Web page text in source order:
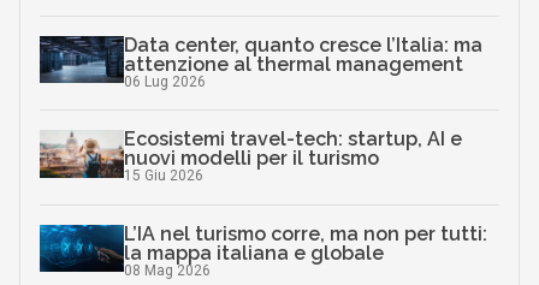
Data center, quanto cresce l’Italia: ma
attenzione al thermal management
06 Lug 2026
Ecosistemi travel-tech: startup, AI e
nuovi modelli per il turismo
15 Giu 2026
L’IA nel turismo corre, ma non per tutti:
la mappa italiana e globale
08 Mag 2026